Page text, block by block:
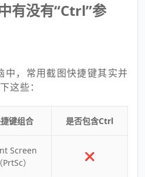
有没有“Ctrl”参
，常用截图快捷键其实并
这些：
键组合 是否包含Ctrl
Screen
（PrtSc）
❌